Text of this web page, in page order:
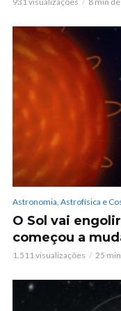
Astronomia, Astrofísica e
O Sol vai
começou a
1.511 visualizações 25